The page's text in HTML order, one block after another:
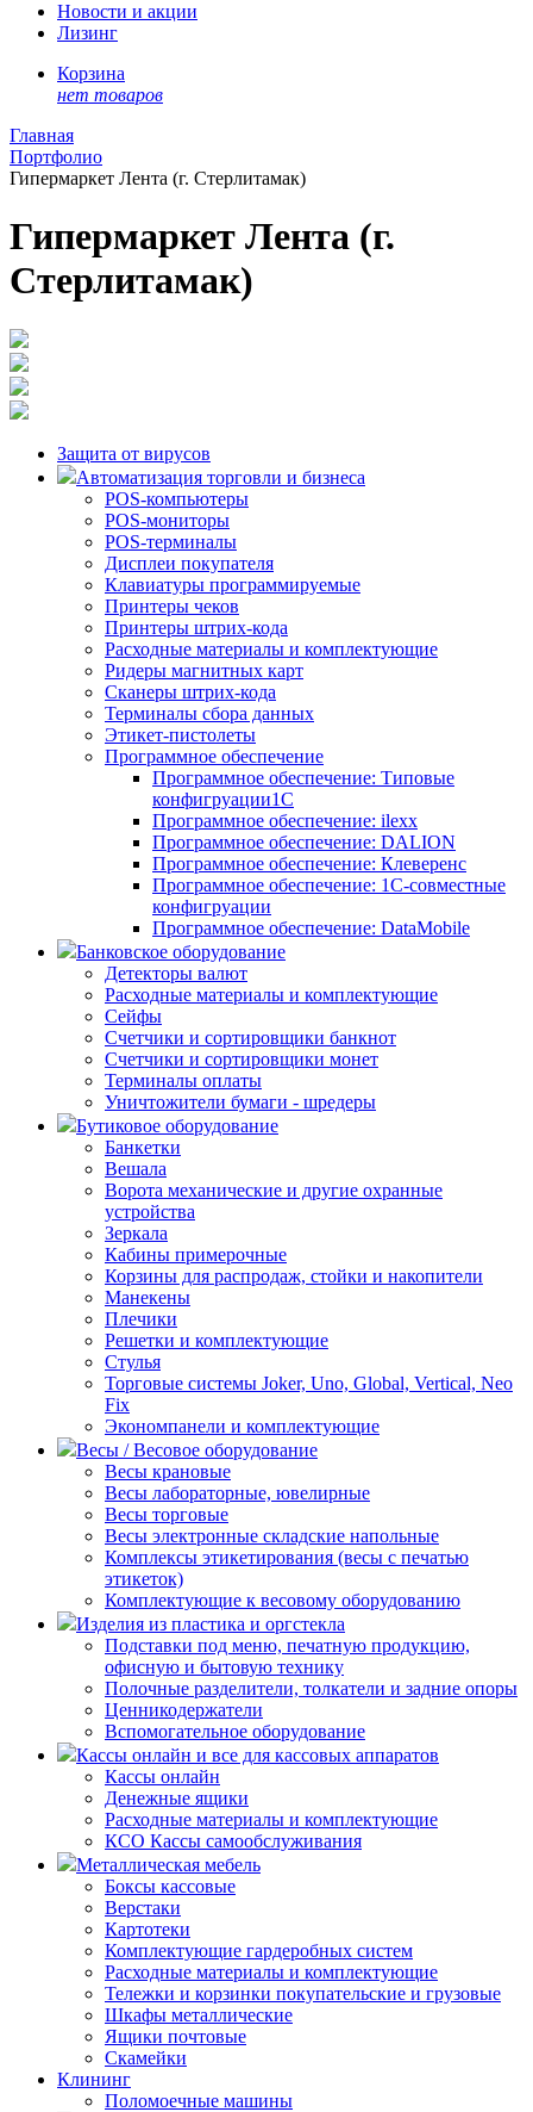
Новости и акции
Лизинг
Корзина
нет товаров
Главная
Портфолио
Гипермаркет Лента (г. Стерлитамак)
Гипермаркет Лента (г.
Стерлитамак)
Защита от вирусов
Автоматизация торговли и бизнеса
POS-компьютеры
POS-мониторы
POS-терминалы
Дисплеи покупателя
Клавиатуры программируемые
Принтеры чеков
Принтеры штрих-кода
Расходные материалы и комплектующие
Ридеры магнитных карт
Сканеры штрих-кода
Терминалы сбора данных
Этикет-пистолеты
Программное обеспечение
Программное обеспечение: Типовые
конфигруации1С
Программное обеспечение: ilexx
Программное обеспечение: DALION
Программное обеспечение: Клеверенс
Программное обеспечение: 1С-совместные
конфигруации
Программное обеспечение: DataMobile
Банковское оборудование
Детекторы валют
Расходные материалы и комплектующие
Сейфы
Счетчики и сортировщики банкнот
Счетчики и сортировщики монет
Терминалы оплаты
Уничтожители бумаги - шредеры
Бутиковое оборудование
Банкетки
Вешала
Ворота механические и другие охранные
устройства
Зеркала
Кабины примерочные
Корзины для распродаж, стойки и накопители
Манекены
Плечики
Решетки и комплектующие
Стулья
Торговые системы Joker, Uno, Global, Vertical, Neo
Fix
Экономпанели и комплектующие
Весы / Весовое оборудование
Весы крановые
Весы лабораторные, ювелирные
Весы торговые
Весы электронные складские напольные
Комплексы этикетирования (весы с печатью
этикеток)
Комплектующие к весовому оборудованию
Изделия из пластика и оргстекла
Подставки под меню, печатную продукцию,
офисную и бытовую технику
Полочные разделители, толкатели и задние опоры
Ценникодержатели
Вспомогательное оборудование
Кассы онлайн и все для кассовых аппаратов
Кассы онлайн
Денежные ящики
Расходные материалы и комплектующие
КСО Кассы самообслуживания
Металлическая мебель
Боксы кассовые
Верстаки
Картотеки
Комплектующие гардеробных систем
Расходные материалы и комплектующие
Тележки и корзинки покупательские и грузовые
Шкафы металлические
Ящики почтовые
Скамейки
Клининг
Поломоечные машины